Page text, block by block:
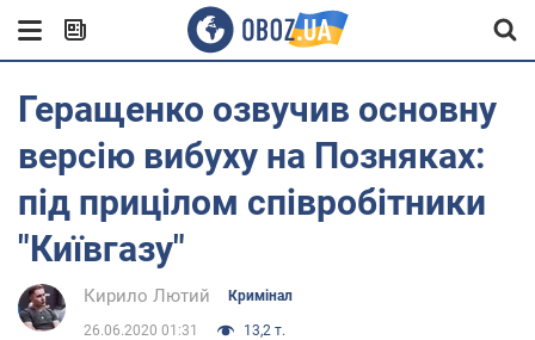
Геращенко озвучив основну
версію вибуху на Позняках:
під прицілом співробітники
"Київгазу"
Кирило Лютий Кримінал
26.06.2020 01:31 13,2 т.